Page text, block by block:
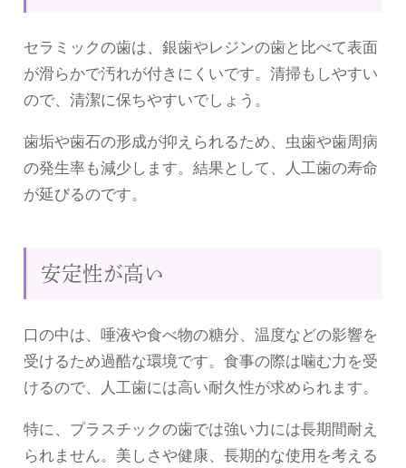
セラミックの歯は、銀歯やレジンの歯と比べて表面
が滑らかで汚れが付きにくいです。清掃もしやすい
ので、清潔に保ちやすいでしょう。
歯垢や歯石の形成が抑えられるため、虫歯や歯周病
の発生率も減少します。結果として、人工歯の寿命
が延びるのです。
安定性が高い
口の中は、唾液や食べ物の糖分、温度などの影響を
受けるため過酷な環境です。食事の際は噛む力を受
けるので、人工歯には高い耐久性が求められます。
特に、プラスチックの歯では強い力には長期間耐え
られません。美しさや健康、長期的な使用を考える